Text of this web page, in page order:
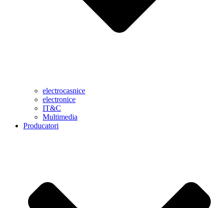
electrocasnice
electronice
IT&C
Multimedia
Producatori